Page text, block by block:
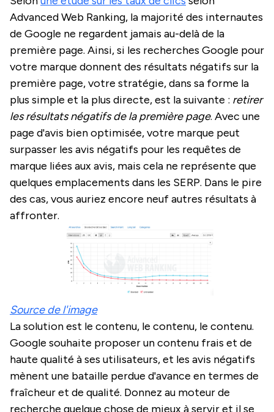
Advanced Web Ranking, la majorité des internautes
de Google ne regardent jamais au-delà de la
première page. Ainsi, si les recherches Google pour
votre marque donnent des résultats négatifs sur la
première page, votre stratégie, dans sa forme la
plus simple et la plus directe, est la suivante : retirer
les résultats négatifs de la première page. Avec une
page d'avis bien optimisée, votre marque peut
surpasser les avis négatifs pour les requêtes de
marque liées aux avis, mais cela ne représente que
quelques emplacements dans les SERP. Dans le pire
des cas, vous auriez encore neuf autres résultats à
affronter.
Source de l'image
La solution est le contenu, le contenu, le contenu.
Google souhaite proposer un contenu frais et de
haute qualité à ses utilisateurs, et les avis négatifs
mènent une bataille perdue d'avance en termes de
fraîcheur et de qualité. Donnez au moteur de
recherche quelque chose de mieux à servir et il se